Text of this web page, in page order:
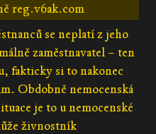
reg.v6ak.com
se neplatí z jeho
zaměstnavatel – ten
fakticky si to nakonec
Obdobně nemocenská
je to u nemocenské
živnostník